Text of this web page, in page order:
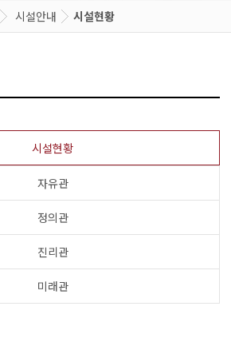
시설안내 시설현황
시설현황
자유관
정의관
진리관
미래관